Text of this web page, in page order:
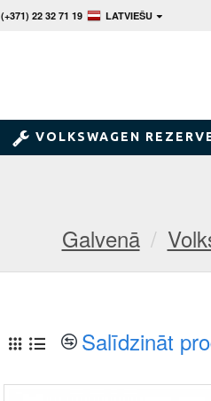
(+371) 22 32 71 19 LATVIEŠU
VOLKSWAGEN
Galvenā
Salīdzināt